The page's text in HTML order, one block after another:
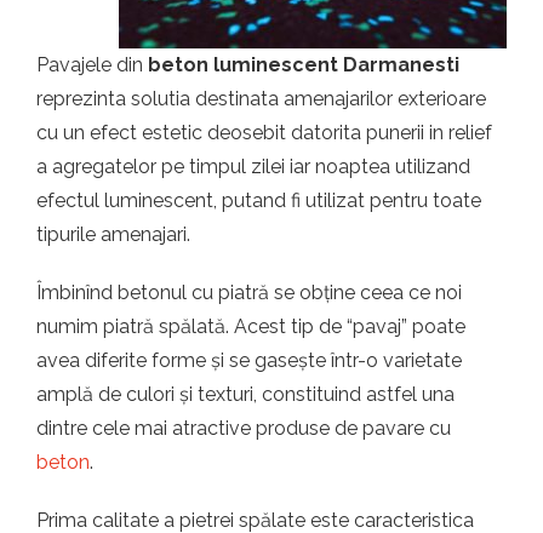
Pavajele din beton luminescent Darmanesti
reprezinta solutia destinata amenajarilor exterioare
cu un efect estetic deosebit datorita punerii in relief
a agregatelor pe timpul zilei iar noaptea utilizand
efectul luminescent, putand fi utilizat pentru toate
tipurile amenajari.
Îmbinînd betonul cu piatră se obține ceea ce noi
numim piatră spălată. Acest tip de “pavaj” poate
avea diferite forme și se gasește într-o varietate
amplă de culori și texturi, constituind astfel una
dintre cele mai atractive produse de pavare cu
beton.
Prima calitate a pietrei spălate este caracteristica